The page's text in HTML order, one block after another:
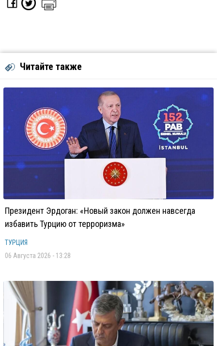
Читайте также
Президент Эрдоган: «Новый закон должен навсегда
избавить Турцию от терроризма»
ТУРЦИЯ
06 Августа 2026 - 13:28